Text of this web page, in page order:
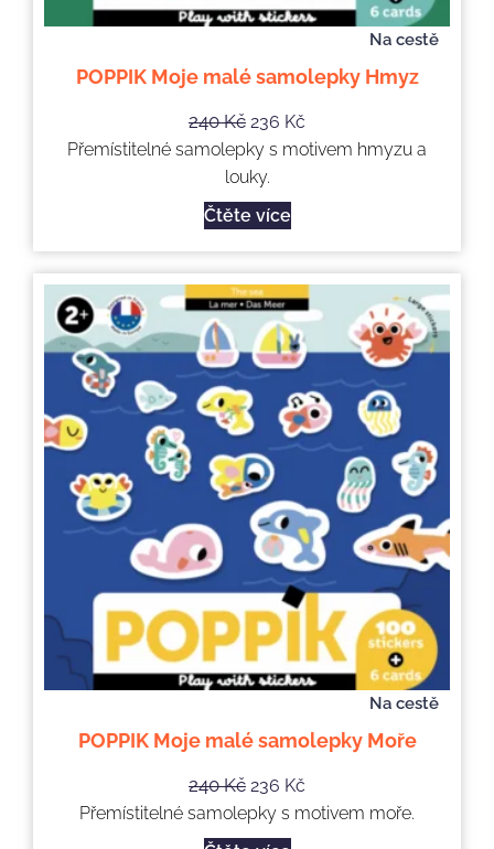
Na cestě
POPPIK Moje malé samolepky Hmyz
240Kč 236 Kč
Přemístitelné samolepky s motivem hmyzu a
louky.
Čtěte více
Na cestě
POPPIK Moje malé samolepky Moře
240Kč 236 Kč
Přemístitelné samolepky s motivem moře.